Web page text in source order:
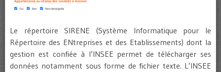
Le répertoire SIRENE (Système Informatique pour le
Répertoire des ENtreprises et des Etablissements) dont la
gestion est confiée à l’INSEE permet de télécharger ses
données notamment sous forme de fichier texte. L’INSEE